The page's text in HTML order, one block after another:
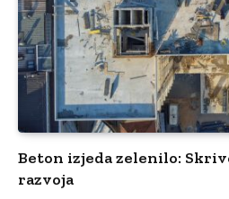
Beton izjeda zelenilo:
razvoja